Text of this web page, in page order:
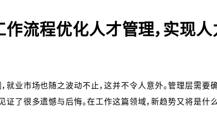
作流程优化人才管理，实现
就业市场也随之波动不止，这并不令人意外。管理层需
证了很多遗憾与后悔。在工作这篇领域，新趋势又将是